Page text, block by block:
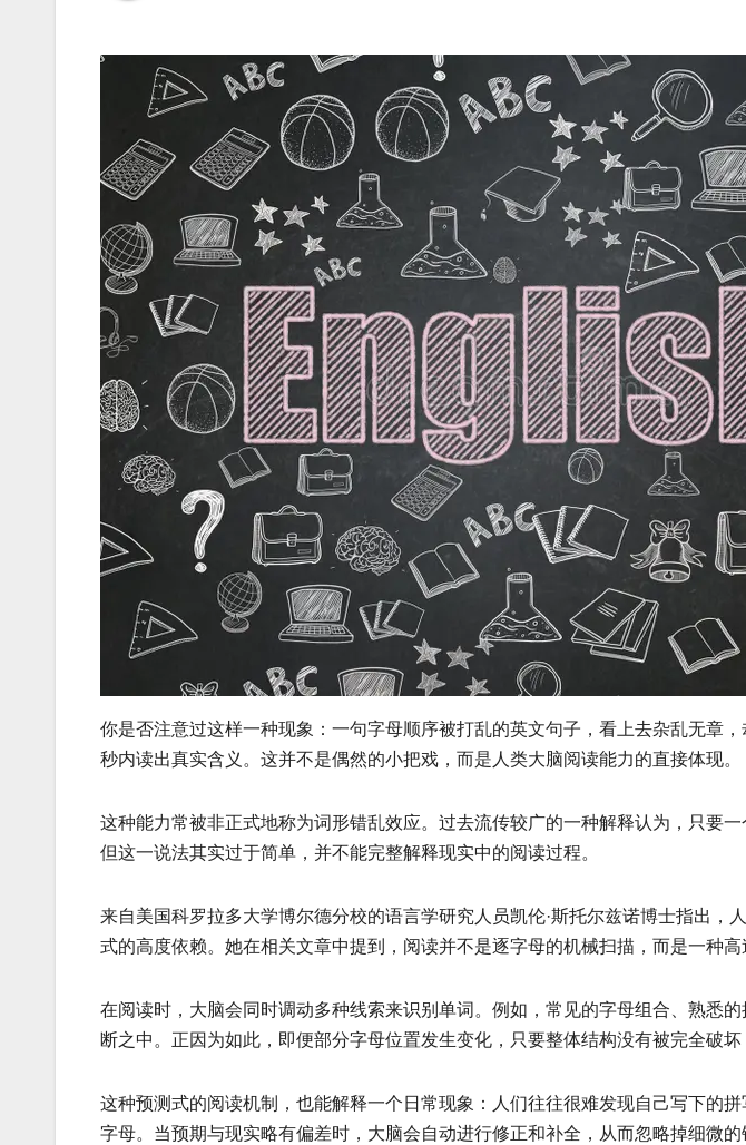
你是否注意过这样一种现象：一句字母顺序被打乱的英文句子，看上去杂乱无章
秒内读出真实含义。这并不是偶然的小把戏，而是人类大脑阅读能力的直接体现。
这种能力常被非正式地称为词形错乱效应。过去流传较广的一种解释认为，只要
但这一说法其实过于简单，并不能完整解释现实中的阅读过程。
来自美国科罗拉多大学博尔德分校的语言学研究人员凯伦·斯托尔兹诺博士指出
式的高度依赖。她在相关文章中提到，阅读并不是逐字母的机械扫描，而是一种高
在阅读时，大脑会同时调动多种线索来识别单词。例如，常见的字母组合、熟悉
断之中。正因为如此，即便部分字母位置发生变化，只要整体结构没有被完全破坏
这种预测式的阅读机制，也能解释一个日常现象：人们往往很难发现自己写下的
字母。当预期与现实略有偏差时，大脑会自动进行修正和补全，从而忽略掉细微的